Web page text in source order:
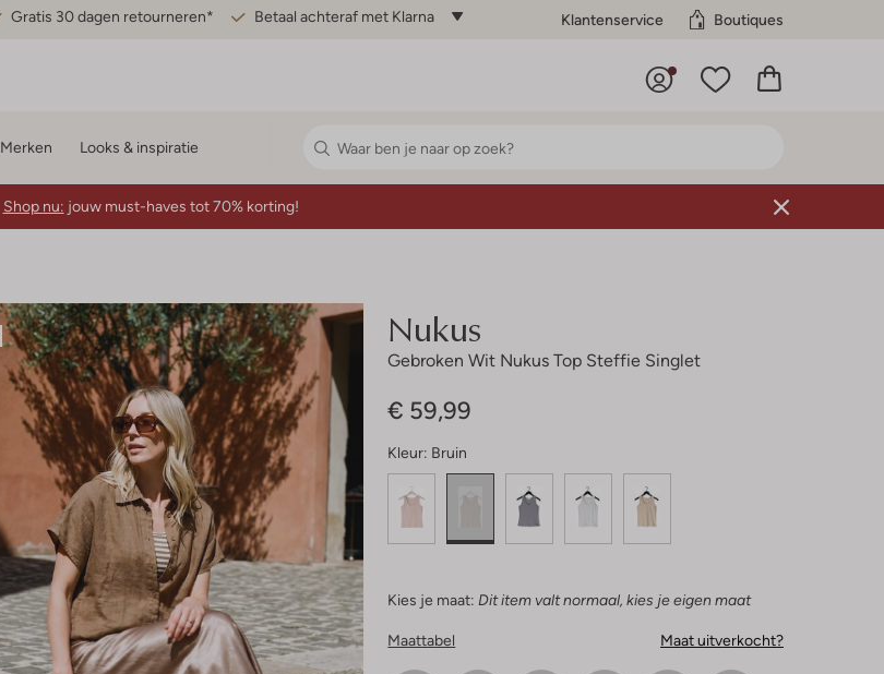
Gratis 30 dagen retourneren* Betaal achteraf met Klarna Klantenservice Boutiques
Merken Looks & inspiratie
Shop nu: jouw must-haves tot 70% korting!
Nukus
Gebroken Wit Nukus Top Steffie Singlet
€ 59,99
Kleur: Bruin
Kies je maat: Dit item valt normaal, kies je eigen maat
Maattabel Maat uitverkocht?